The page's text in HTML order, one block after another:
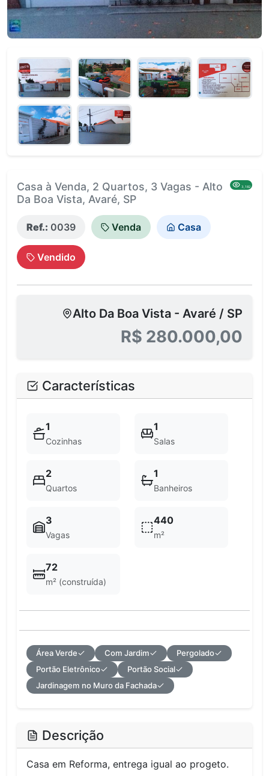
Casa à Venda, 2 Quartos, 3 Vagas - Alto
Da Boa Vista, Avaré, SP
3,182
Ref.: 0039 Venda Casa
Vendido
Alto Da Boa Vista - Avaré / SP
R$ 280.000,00
Características
1
Cozinhas
1
Salas
2
Quartos
1
Banheiros
3
Vagas
440
m²
72
m² (construída)
Área Verde Com Jardim
Pergolado
Portão Eletrônico
Portão Social
Jardinagem no Muro da Fachada
Descrição
Casa em Reforma, entrega igual ao progeto.